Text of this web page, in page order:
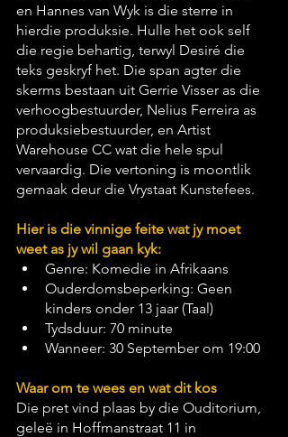
en Hannes van Wyk is die sterre in
hierdie produksie. Hulle het ook self
die regie behartig, terwyl Desiré die
teks geskryf het. Die span agter die
skerms bestaan uit Gerrie Visser as die
verhoogbestuurder, Nelius Ferreira as
produksiebestuurder, en Artist
Warehouse CC wat die hele spul
vervaardig. Die vertoning is moontlik
gemaak deur die Vrystaat Kunstefees.
Hier is die vinnige feite wat jy moet
weet as jy wil gaan kyk:
Genre: Komedie in Afrikaans
Ouderdomsbeperking: Geen
kinders onder 13 jaar (Taal)
Tydsduur: 70 minute
Wanneer: 30 September om 19:00
Waar om te wees en wat dit kos
Die pret vind plaas by die Ouditorium,
geleë in Hoffmanstraat 11 in